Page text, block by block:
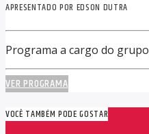
APRESENTADO POR EDSON DUTRA
Programa a cargo do
VER PROGRAMA
VOCÊ TAMBÉM PODE GOSTAR